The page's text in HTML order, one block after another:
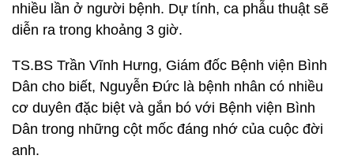
nhiều lần ở người bệnh. Dự tính, ca phẫu thuật sẽ
diễn ra trong khoảng 3 giờ.
TS.BS Trần Vĩnh Hưng, Giám đốc Bệnh viện Bình
Dân cho biết, Nguyễn Đức là bệnh nhân có nhiều
cơ duyên đặc biệt và gắn bó với Bệnh viện Bình
Dân trong những cột mốc đáng nhớ của cuộc đời
anh.